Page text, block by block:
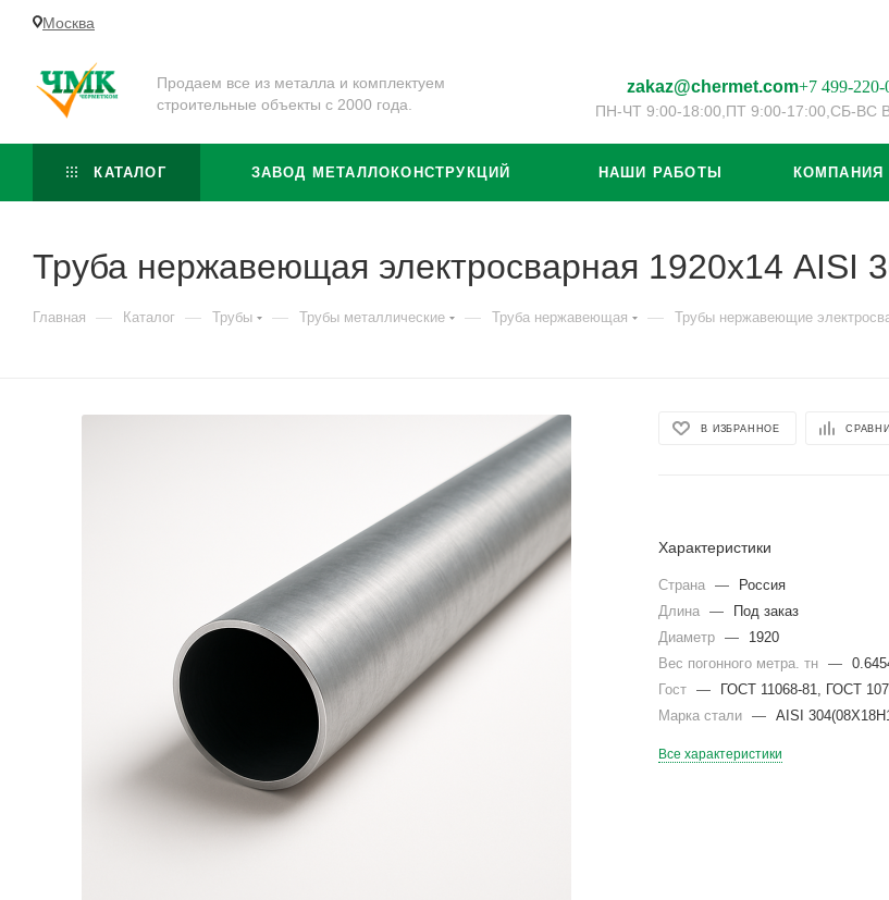
Москва
Продаем все из металла и комплектуем
строительные объекты с 2000 года.
zakaz@chermet.com+7 499-220-
ПН-ЧТ 9:00-18:00, ПТ 9:00-17:00, СБ-ВС
КАТАЛОГ ЗАВОД МЕТАЛЛОКОНСТРУКЦИЙ НАШИ РАБОТЫ КОМПАНИЯ
Труба нержавеющая электросварная 1920х14 AISI
Главная — Каталог — Трубы — Трубы металлические — Труба нержавеющая — Трубы нержавеющие
В ИЗБРАННОЕ
Характеристики
Страна —
Россия
Длина
—
Под заказ
Диаметр
—
1920
Вес погонного метра. тн
—
Гост
—
ГОСТ 11068-81, ГОСТ
Марка стали
— AISI
Все характеристики